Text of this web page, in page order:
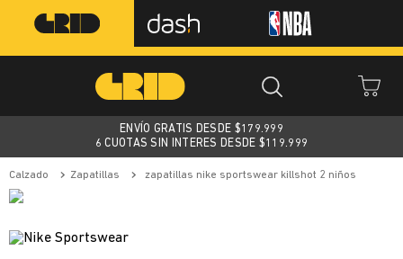
ENVÍO GRATIS DESDE $179.999
6 CUOTAS SIN INTERES DESDE $119.999
calzado zapatillas zapatillas nike sportswear killshot 2 niños